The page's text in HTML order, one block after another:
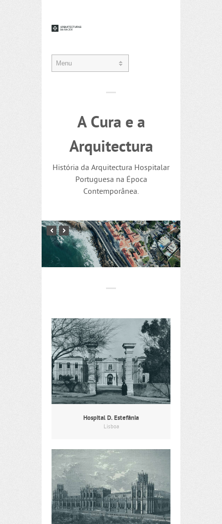
A Cura e a
Arquitectura
História da Arquitectura Hospitalar
Portuguesa na Época
Contemporânea.
Hospital D. Estefânia
Lisboa